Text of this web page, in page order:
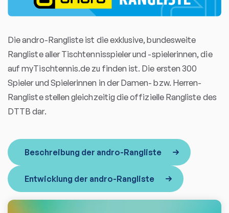
Die andro-Rangliste ist die exklusive, bundesweite
Rangliste aller Tischtennisspieler und -spielerinnen, die
auf myTischtennis.de zu finden ist. Die ersten 300
Spieler und Spielerinnen in der Damen- bzw. Herren-
Rangliste stellen gleichzeitig die offizielle Rangliste des
DTTB dar.
Beschreibung der andro-Rangliste
Entwicklung der andro-Rangliste